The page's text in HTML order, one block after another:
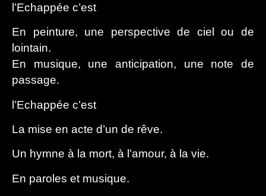
l’Echappée c’est
En peinture, une perspectivede ciel ou de
lointain.
En musique, une anticipation, une note de
passage.
l’Echappée c’est
La mise en acte d’un de rêve.
Un hymne à la mort, à l’amour, à la vie.
En paroles et musique.